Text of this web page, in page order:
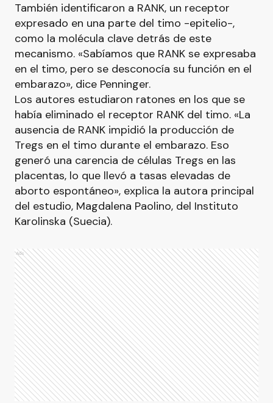
También identificaron a RANK, un receptor
expresado en una parte del timo -epitelio-,
como la molécula clave detrás de este
mecanismo. «Sabíamos que RANK se expresaba
en el timo, pero se desconocía su función en el
embarazo», dice Penninger.
Los autores estudiaron ratones en los que se
había eliminado el receptor RANK del timo. «La
ausencia de RANK impidió la producción de
Tregs en el timo durante el embarazo. Eso
generó una carencia de células Tregs en las
placentas, lo que llevó a tasas elevadas de
aborto espontáneo», explica la autora principal
del estudio, Magdalena Paolino, del Instituto
Karolinska (Suecia).
Ads